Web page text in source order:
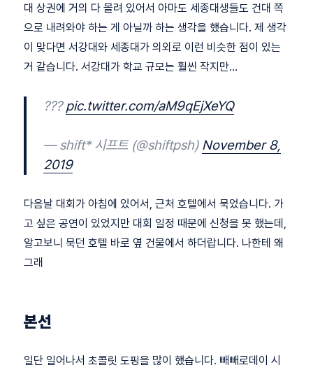
대 상권에 거의 다 몰려 있어서 아마도 세종대생들도 건대 쪽
으로 내려와야 하는 게 아닐까 하는 생각을 했습니다. 제 생각
이 맞다면 서강대와 세종대가 의외로 이런 비슷한 점이 있는
거 같습니다. 서강대가 학교 규모는 훨씬 작지만…
???pic.twitter.com/aM9qEjXeYQ
— shift* 시프트 (@shiftpsh) November 8,
2019
다음날 대회가 아침에 있어서, 근처 호텔에서 묵었습니다. 가
고 싶은 공연이 있었지만 대회 일정 때문에 신청을 못 했는데,
알고보니 묵던 호텔 바로 옆 건물에서 하더랍니다. 나한테 왜
그래
본선
일단 일어나서 초콜릿 도핑을 많이 했습니다. 빼빼로데이 시